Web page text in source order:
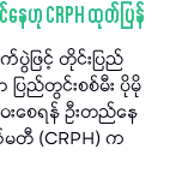
ေဟု CRPH ထုတ်ပြန်
ဖြင့် တိုင်းပြည်
ည်တွင်းစစ်မီး ပိုမို
ေးစေရန် ဦးတည်နေ
တီ (CRPH) က